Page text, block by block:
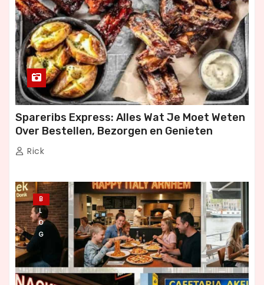
Spareribs Express: Alles Wat Je Moet Weten
Over Bestellen, Bezorgen en Genieten
Rick
B
L
O
G